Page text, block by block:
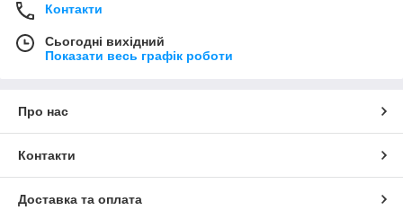
Контакти
Сьогодні вихідний
Показати весь графік роботи
Про нас
Контакти
Доставка та оплата